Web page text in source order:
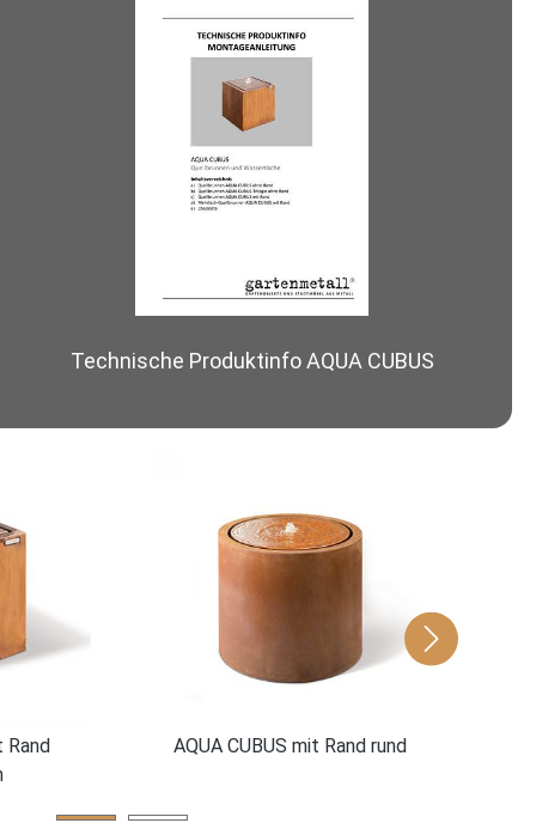
Technische Produktinfo AQUA CUBUS
Rand
AQUA CUBUS mit Rand rund